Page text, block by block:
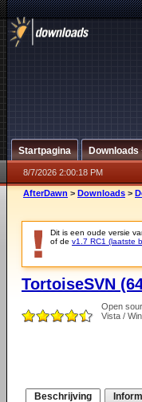
Startpagina Downloads
8/7/2026 2:00:18 PM
AfterDawn > Downloads >
Dit is een oude versie
of de v1.7 RC1 (laatste
TortoiseSVN
Open
Vista /
Beschrijving